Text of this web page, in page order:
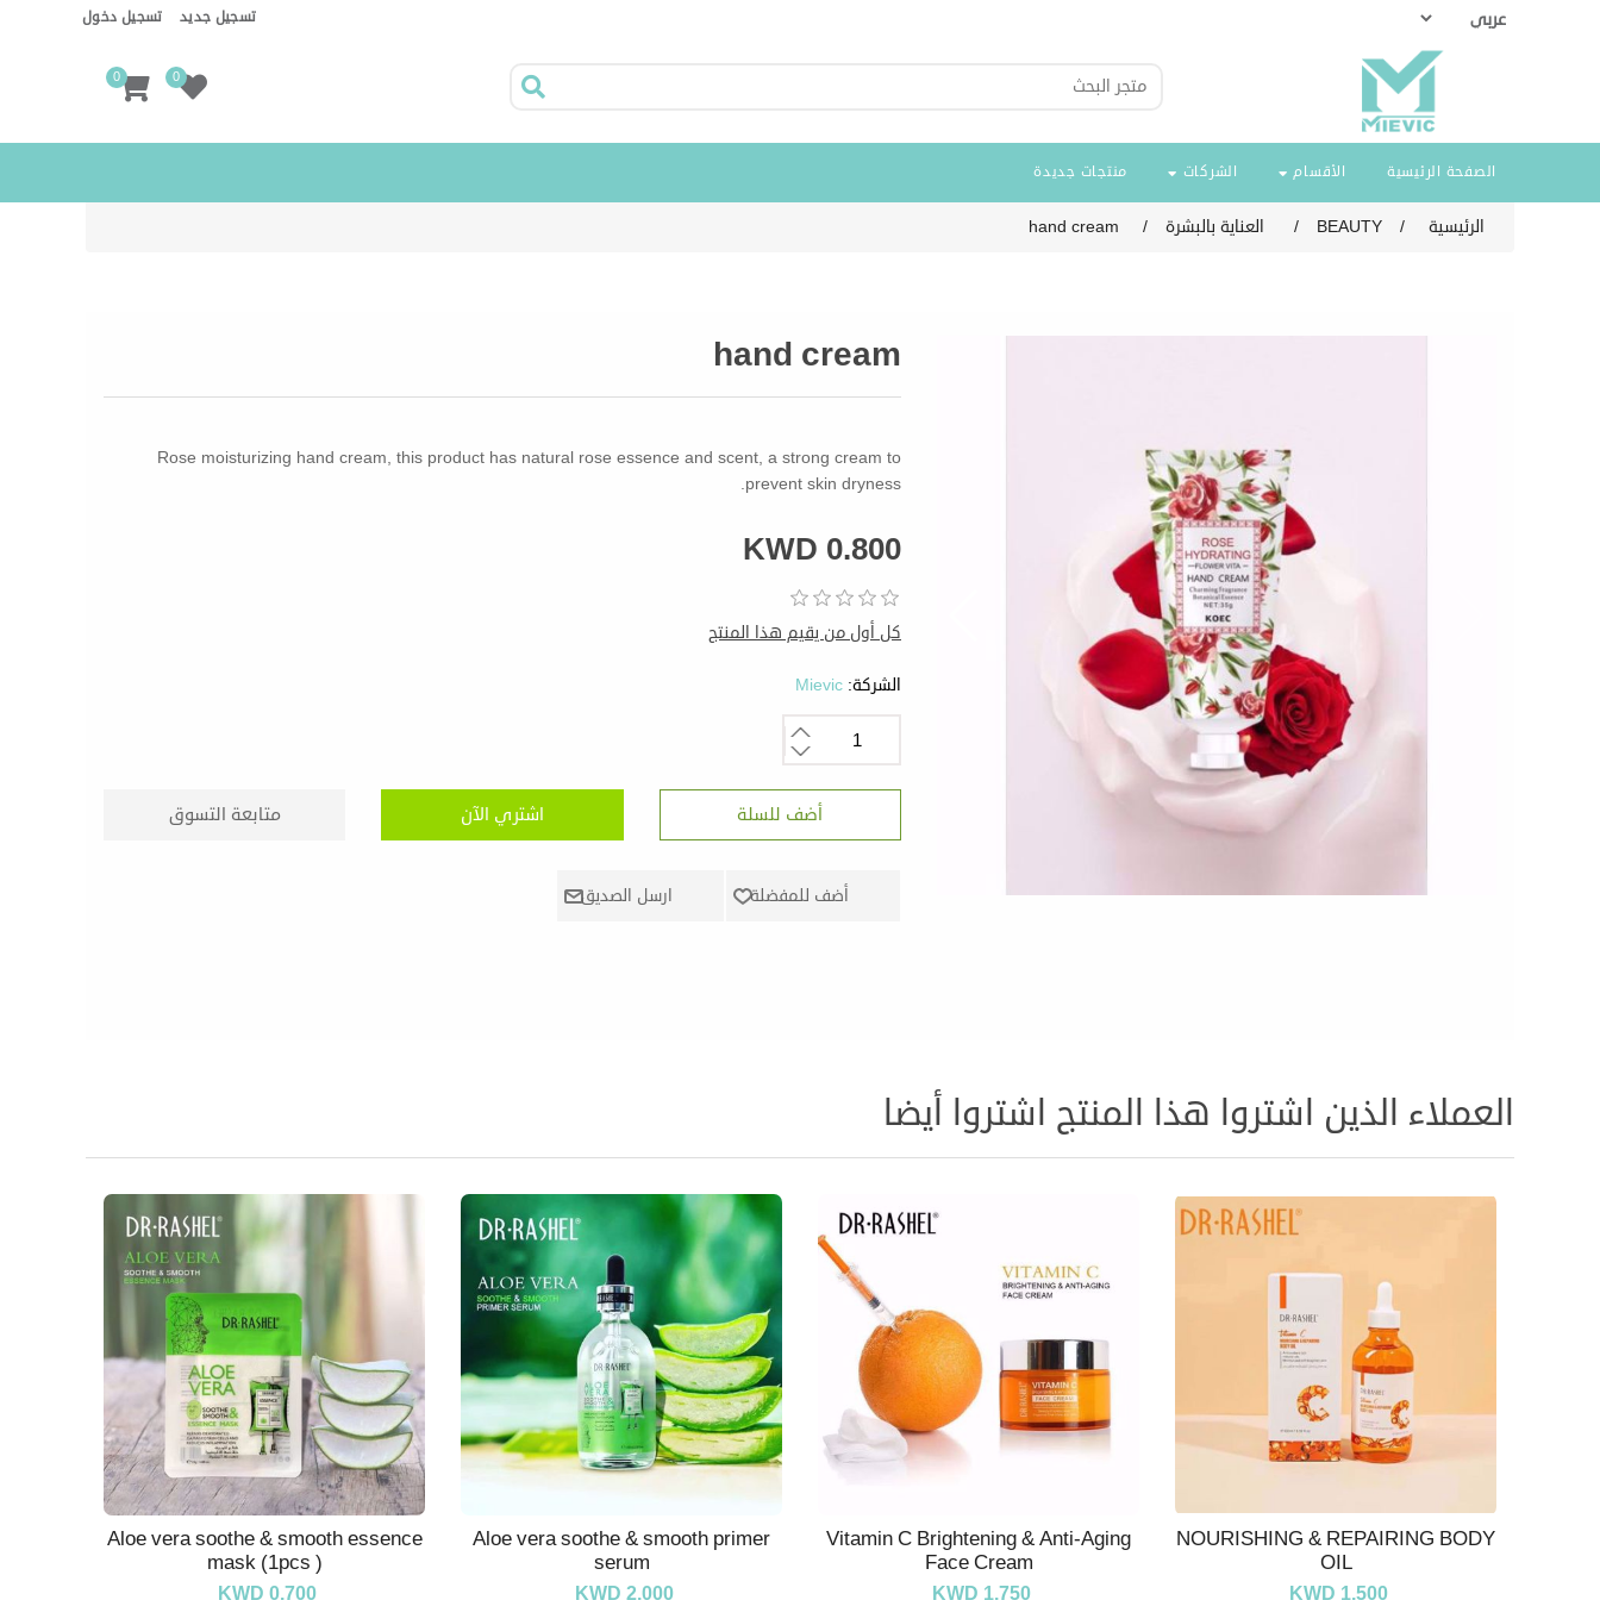
تسجيل جديد تسجيل دخول
الصفحة الرئيسية الأقسام الشركات منتجات جديدة
0
0
الرئيسية /
BEAUTY
/ العناية بالبشرة /
hand cream
hand cream
Rose moisturizing hand cream, this product has natural rose essence and scent, a strong cream to
prevent skin dryness.
KWD 0.800
كل أول من يقيم هذا المنتج
الشركة: Mievic
العملاء الذين اشتروا هذا المنتج اشتروا أيضا
NOURISHING & REPAIRING BODY
OIL
KWD 1.500
Vitamin C Brightening & Anti-Aging
Face Cream
KWD 1.750
Aloe vera soothe & smooth primer
serum
KWD 2.000
Aloe vera soothe & smooth essence
mask (1pcs )
KWD 0.700